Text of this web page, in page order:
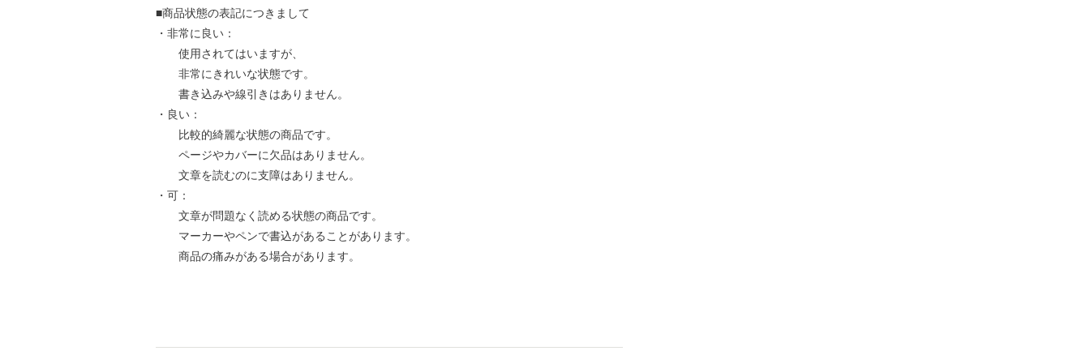
■商品状態の表記につきまして
・非常に良い：
使用されてはいますが、
非常にきれいな状態です。
書き込みや線引きはありません。
・良い：
比較的綺麗な状態の商品です。
ページやカバーに欠品はありません。
文章を読むのに支障はありません。
・可：
文章が問題なく読める状態の商品です。
マーカーやペンで書込があることがあります。
商品の痛みがある場合があります。